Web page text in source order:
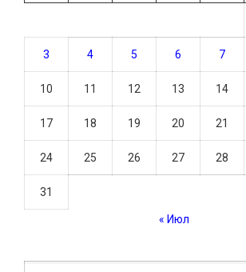
3 4 5 6 7
10 11 12 13 14
17 18 19 20 21
24 25 26 27 28
31
« Июл